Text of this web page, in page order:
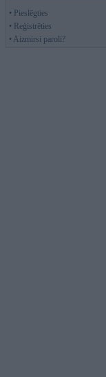
• Pieslēgties
• Reģistrēties
• Aizmirsi paroli?